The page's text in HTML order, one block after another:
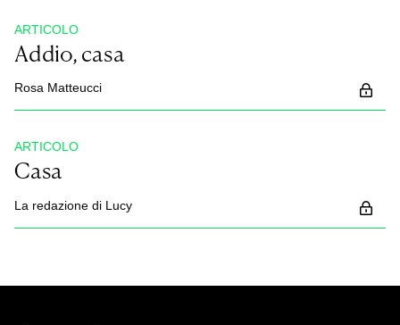
ARTICOLO
Addio, casa
Rosa Matteucci
ARTICOLO
Casa
La redazione di Lucy